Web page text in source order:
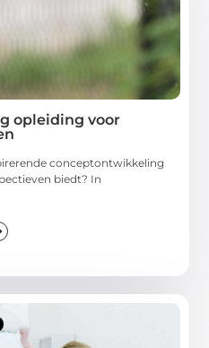
opleiding voor
conceptontwikkeling
biedt? In